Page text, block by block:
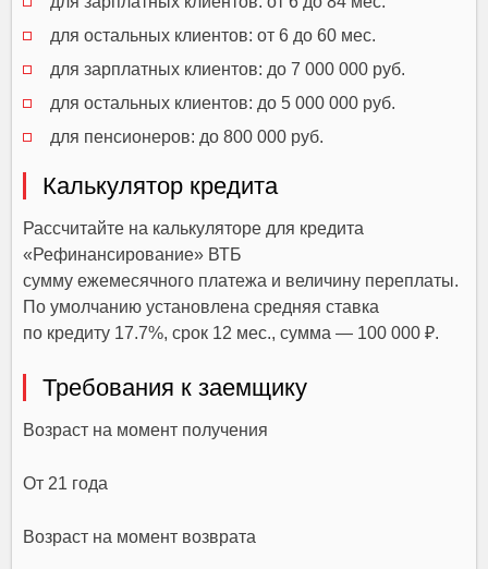
для остальных клиентов: от 6 до 60 мес.
для зарплатных клиентов: до 7 000 000 руб.
для остальных клиентов: до 5 000 000 руб.
для пенсионеров: до 800 000 руб.
Калькулятор кредита
Рассчитайте на калькуляторе для кредита
«Рефинансирование» ВТБ
сумму ежемесячного платежа и величину переплаты.
По умолчанию установлена средняя ставка
по кредиту 17.7%, срок 12 мес., сумма — 100 000 ₽.
Требования к заемщику
Возраст на момент получения
От 21 года
Возраст на момент возврата